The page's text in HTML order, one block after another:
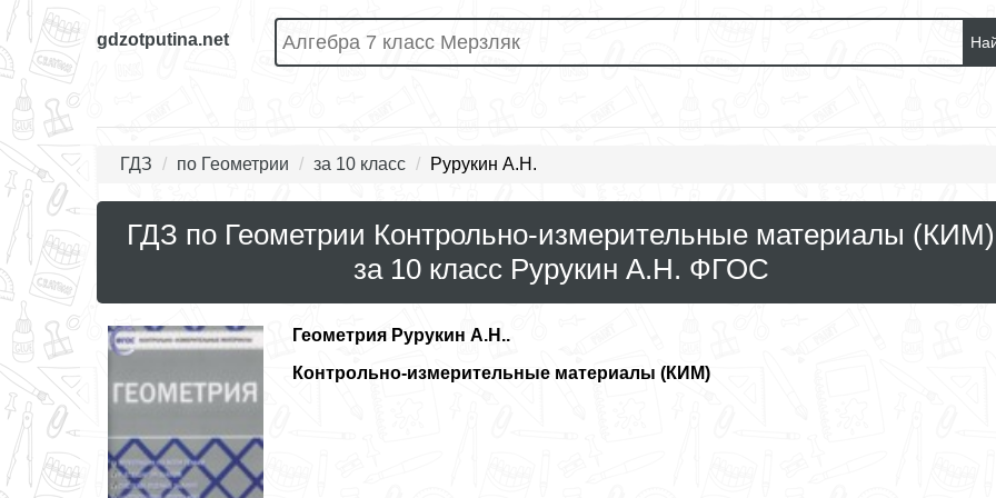
gdzotputina.net
ГДЗ по Геометрии за 10 класс Рурукин А.Н.
ГДЗ по Геометрии Контрольно-измерительные материалы (КИМ)
за 10 класс Рурукин А.Н. ФГОС
Геометрия Рурукин А.Н..
Контрольно-измерительные материалы (КИМ)